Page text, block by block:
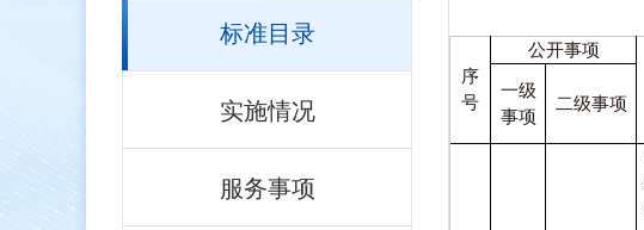
标准目录
实施情况
服务事项
序
号
公开事项
一级
事项
二级事项